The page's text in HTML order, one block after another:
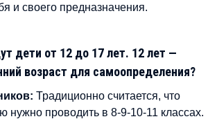
и своего предназначения.
дети от 12 до 17 лет. 12 лет —
возраст для самоопределения?
Традиционно считается, что
нужно проводить в 8-9-10-11 классах.